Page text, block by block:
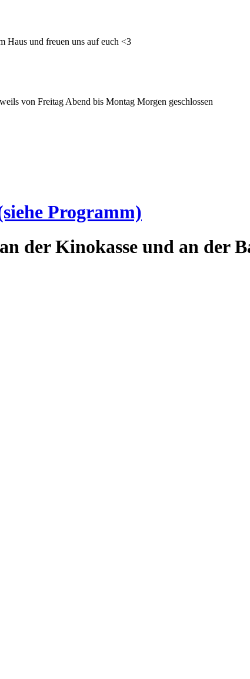
Haus und freuen uns auf euch <3
von Freitag Abend bis Montag Morgen geschlossen
Programm)
der Kinokasse und an der